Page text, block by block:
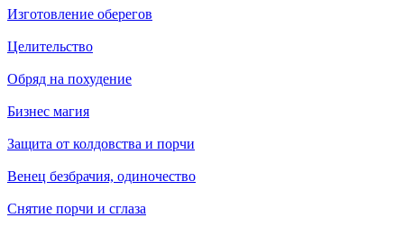
Изготовление оберегов
Целительство
Обряд на похудение
Бизнес магия
Защита от колдовства и порчи
Венец безбрачия, одиночество
Снятие порчи и сглаза